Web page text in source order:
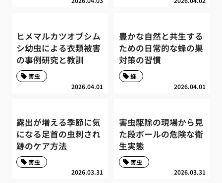
ヒメマルカツオブシム
シ幼虫による衣類被害
の事例研究と教訓
2026.04.01
害虫
豊かな自然と共生する
ための日常的な蜂の巣
対策の習慣
2026.04.01
蜂
露出が増える季節に気
になる足首の虫刺され
跡のケア方法
2026.03.31
害虫
害虫駆除の現場から見
た段ボールの危険な衛
生実態
2026.03.31
害虫